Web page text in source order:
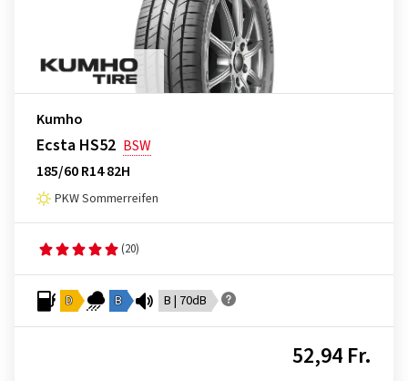
Kumho
Ecsta HS52 BSW
185/60 R14 82H
PKW Sommerreifen
(20)
D B B | 70dB
52,94 Fr.